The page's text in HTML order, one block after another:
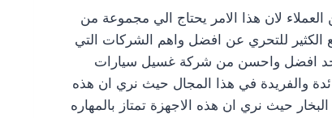
لان هذا الامر يحتاج الي مجموعة من
الكثير للتحري عن افضل واهم الشركات التي
افضل واحسن من شركة غسيل سيارات
والفريدة في هذا المجال حيث نري ان هذه
حيث نري ان هذه الاجهزة تمتاز بالمهاره